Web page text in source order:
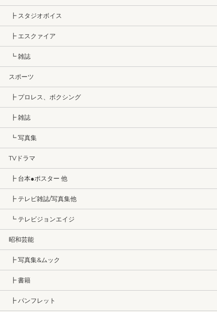
┣ スタジオボイス
┣ エスクァイア
┗ 雑誌
スポーツ
┣ プロレス、ボクシング
┣ 雑誌
┗ 写真集
TVドラマ
┣ 台本●ポスター 他
┣ テレビ雑誌/写真集他
┗ テレビジョンエイジ
昭和芸能
┣ 写真集&ムック
┣ 書籍
┣ パンフレット